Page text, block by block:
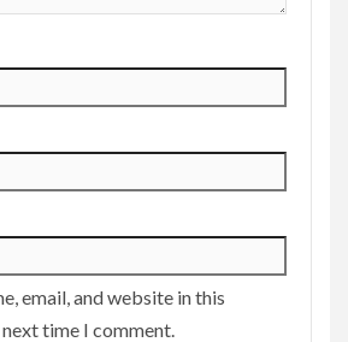
email, and website in this
time I comment.